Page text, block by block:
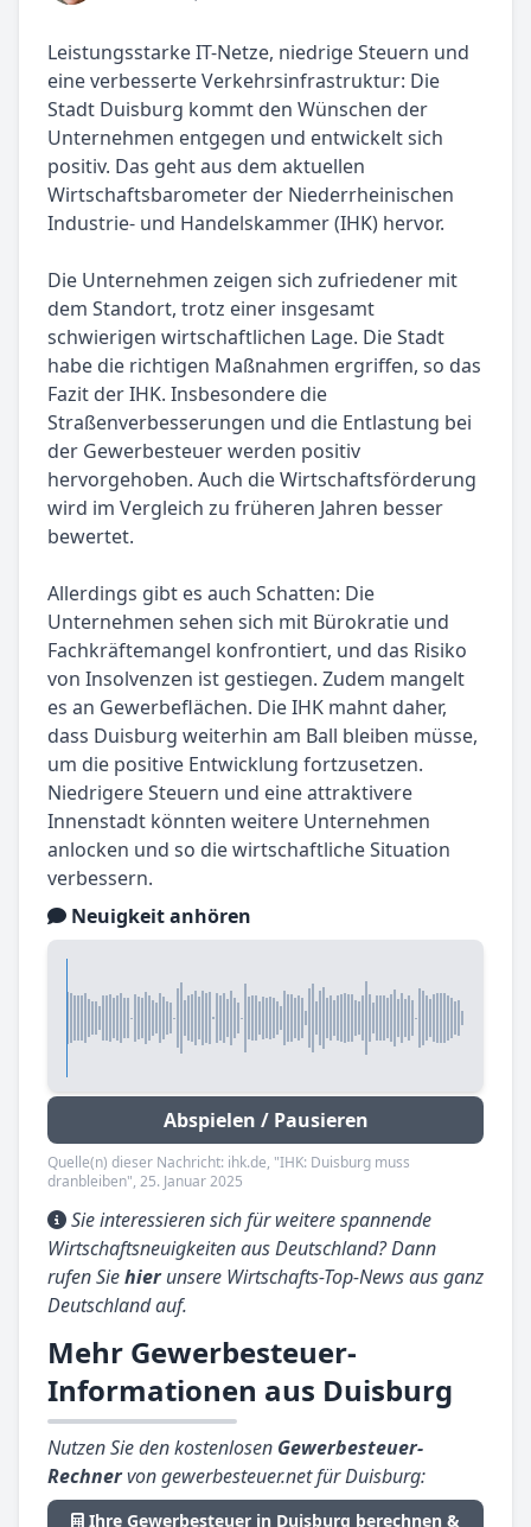
Leistungsstarke IT-Netze, niedrige Steuern und
eine verbesserte Verkehrsinfrastruktur: Die
Stadt Duisburg kommt den Wünschen der
Unternehmen entgegen und entwickelt sich
positiv. Das geht aus dem aktuellen
Wirtschaftsbarometer der Niederrheinischen
Industrie- und Handelskammer (IHK) hervor.
Die Unternehmen zeigen sich zufriedener mit
dem Standort, trotz einer insgesamt
schwierigen wirtschaftlichen Lage. Die Stadt
habe die richtigen Maßnahmen ergriffen, so das
Fazit der IHK. Insbesondere die
Straßenverbesserungen und die Entlastung bei
der Gewerbesteuer werden positiv
hervorgehoben. Auch die Wirtschaftsförderung
wird im Vergleich zu früheren Jahren besser
bewertet.
Allerdings gibt es auch Schatten: Die
Unternehmen sehen sich mit Bürokratie und
Fachkräftemangel konfrontiert, und das Risiko
von Insolvenzen ist gestiegen. Zudem mangelt
es an Gewerbeflächen. Die IHK mahnt daher,
dass Duisburg weiterhin am Ball bleiben müsse,
um die positive Entwicklung fortzusetzen.
Niedrigere Steuern und eine attraktivere
Innenstadt könnten weitere Unternehmen
anlocken und so die wirtschaftliche Situation
verbessern.
Neuigkeit anhören
Abspielen / Pausieren
Quelle(n) dieser Nachricht: ihk.de, "IHK: Duisburg muss
dranbleiben", 25. Januar 2025
Sie interessieren sich für weitere spannende
Wirtschaftsneuigkeiten aus Deutschland? Dann
rufen Siehierunsere Wirtschafts-Top-News aus ganz
Deutschland auf.
Mehr Gewerbesteuer-
Informationen aus Duisburg
Nutzen Sie den kostenlosen Gewerbesteuer-
Rechnervon gewerbesteuer.net für Duisburg:
Ihre Gewerbesteuer in Duisburg berechnen &